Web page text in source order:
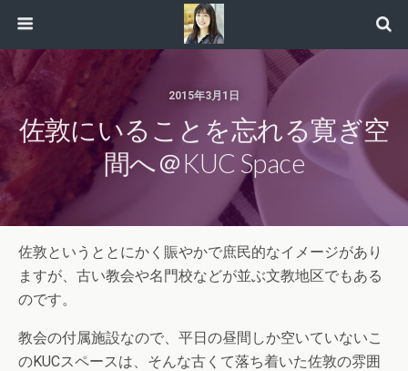
2015年3月1日
佐敦にいることを忘れる寛ぎ空
間へ＠KUC Space
佐敦というととにかく賑やかで庶民的なイメージがあり
ますが、古い教会や名門校などが並ぶ文教地区でもある
のです。
教会の付属施設なので、平日の昼間しか空いていないこ
のKUCスペースは、そんな古くて落ち着いた佐敦の雰囲